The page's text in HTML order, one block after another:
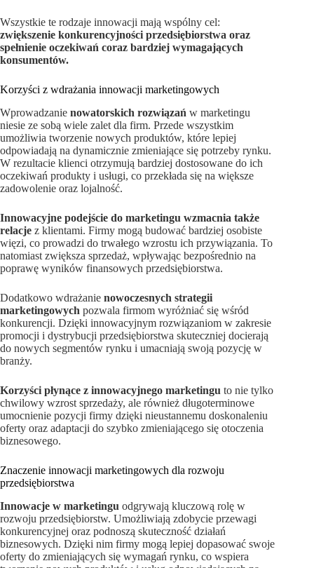
Wszystkie te rodzaje innowacji mają wspólny cel:
zwiększenie konkurencyjności przedsiębiorstwa oraz
spełnienie oczekiwań coraz bardziej wymagających
konsumentów.
Korzyści z wdrażania innowacji marketingowych
Wprowadzanie nowatorskich rozwiązań w marketingu
niesie ze sobą wiele zalet dla firm. Przede wszystkim
umożliwia tworzenie nowych produktów, które lepiej
odpowiadają na dynamicznie zmieniające się potrzeby rynku.
W rezultacie klienci otrzymują bardziej dostosowane do ich
oczekiwań produkty i usługi, co przekłada się na większe
zadowolenie oraz lojalność.
Innowacyjne podejście do marketingu wzmacnia także
relacje z klientami. Firmy mogą budować bardziej osobiste
więzi, co prowadzi do trwałego wzrostu ich przywiązania. To
natomiast zwiększa sprzedaż, wpływając bezpośrednio na
poprawę wyników finansowych przedsiębiorstwa.
Dodatkowo wdrażanie nowoczesnych strategii
marketingowych pozwala firmom wyróżniać się wśród
konkurencji. Dzięki innowacyjnym rozwiązaniom w zakresie
promocji i dystrybucji przedsiębiorstwa skuteczniej docierają
do nowych segmentów rynku i umacniają swoją pozycję w
branży.
Korzyści płynące z innowacyjnego marketingu to nie tylko
chwilowy wzrost sprzedaży, ale również długoterminowe
umocnienie pozycji firmy dzięki nieustannemu doskonaleniu
oferty oraz adaptacji do szybko zmieniającego się otoczenia
biznesowego.
Znaczenie innowacji marketingowych dla rozwoju
przedsiębiorstwa
Innowacje w marketingu odgrywają kluczową rolę w
rozwoju przedsiębiorstw. Umożliwiają zdobycie przewagi
konkurencyjnej oraz podnoszą skuteczność działań
biznesowych. Dzięki nim firmy mogą lepiej dopasować swoje
oferty do zmieniających się wymagań rynku, co wspiera